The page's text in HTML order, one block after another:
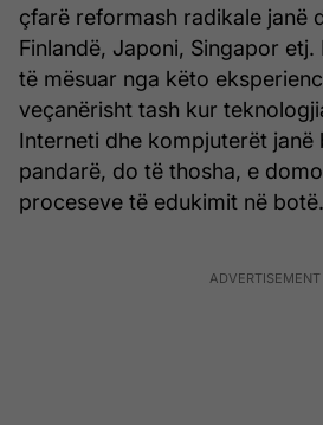
çfarë reformash radikale janë
Finlandë, Japoni, Singapor
të mësuar nga këto
veçanërisht tash kur
Interneti dhe kompjuterët janë
pandarë, do të thosha, e
proceseve të edukimit në botë.